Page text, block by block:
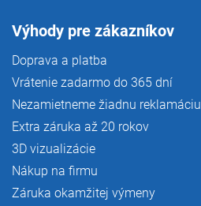
Výhody pre zákazníkov
Doprava a platba
Vrátenie zadarmo do 365 dní
Nezamietneme žiadnu reklamáciu
Extra záruka až 20 rokov
3D vizualizácie
Nákup na firmu
Záruka okamžitej výmeny